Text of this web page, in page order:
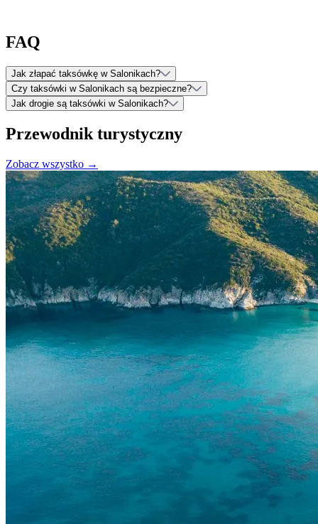
FAQ
Jak złapać taksówkę w Salonikach?
Czy taksówki w Salonikach są bezpieczne?
Jak drogie są taksówki w Salonikach?
Przewodnik turystyczny
Zobacz wszystko →